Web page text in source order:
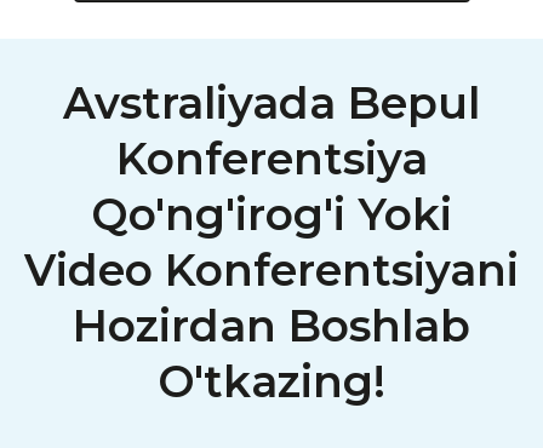
Avstraliyada Bepul
Konferentsiya
Qo'ng'irog'i Yoki
Video Konferentsiyani
Hozirdan Boshlab
O'tkazing!